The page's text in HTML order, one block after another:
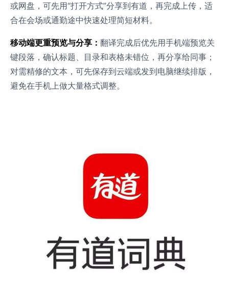
或网盘，可先用“打开方式”分享到有道，再完成上传，适
合在会场或通勤途中快速处理简短材料。
移动端更重预览与分享： 翻译完成后优先用手机端预览关
键段落，确认标题、目录和表格未错位，再分享给同事；
对需精修的文本，可先保存到云端或发到电脑继续排版，
避免在手机上做大量格式调整。